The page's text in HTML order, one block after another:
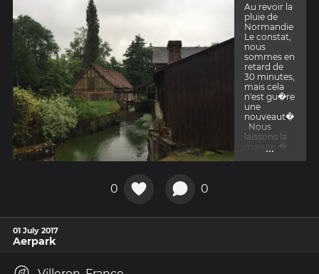
Au revoir la
pluie de
Normandie
Le constat,
nous
sommes en
retard de
30 minutes,
mais cela
n'est gu�re
une
nouveaut�
. Nous
laissons la
maison �
temps
...
0 0
01 July 2017
Aerpark